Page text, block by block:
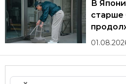
В
старше
Другие статьи